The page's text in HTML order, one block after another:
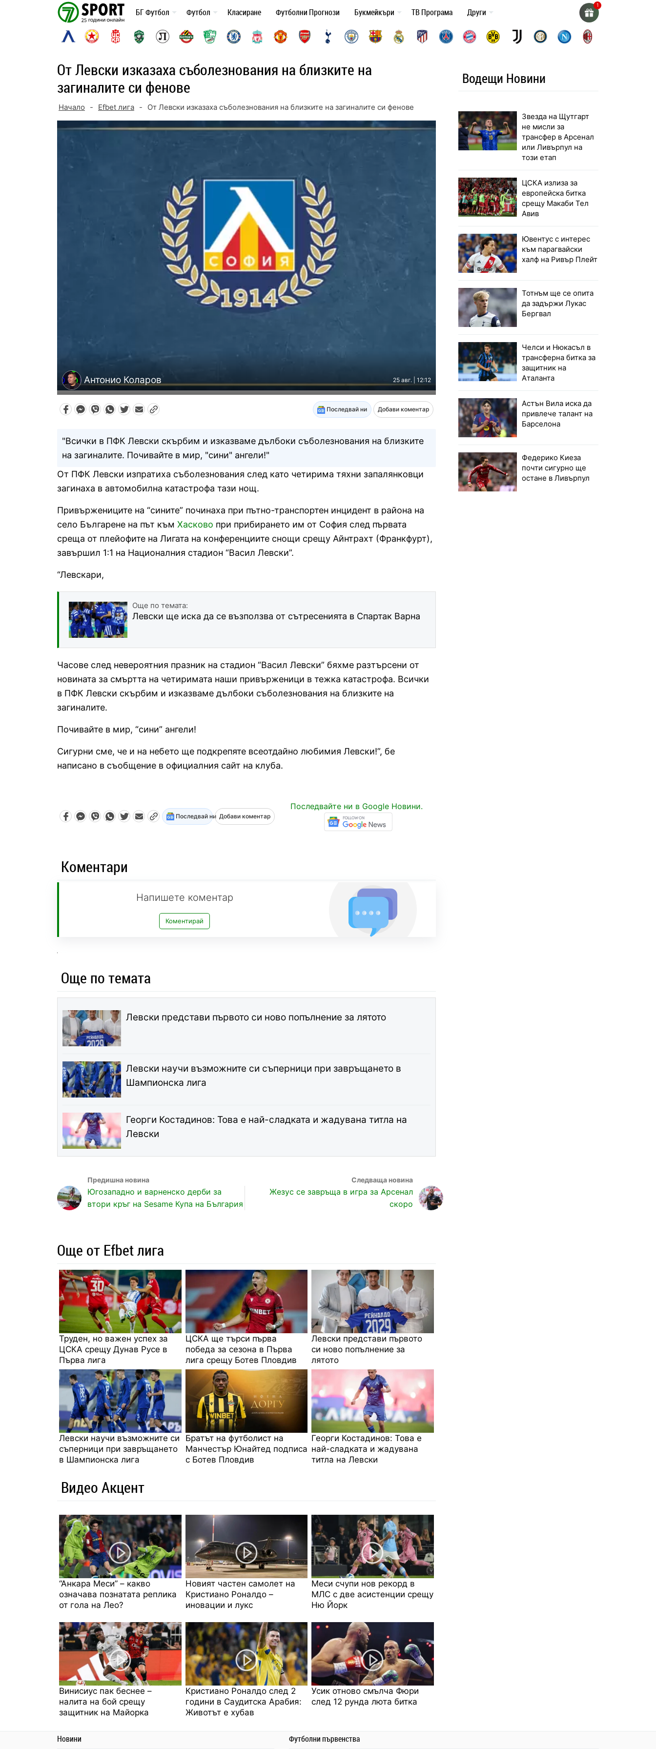
БГ Футбол Футбол Класиране Футболни Прогнози Букмейкъри ТВ Програма Други
От Левски изказаха съболезнования на близките на
загиналите си фенове
Начало - Efbet лига - От Левски изказаха съболезнования на близките на загиналите си фенове
Антонио Коларов 25 авг. | 12:12
Последвай ни Добави коментар
"Всички в ПФК Левски скърбим и изказваме дълбоки съболезнования на близките
на загиналите. Почивайте в мир, "сини" ангели!"
От ПФК Левски изпратиха съболезнования след като четирима тяхни запалянковци
загинаха в автомобилна катастрофа тази нощ.
Привържениците на “сините” починаха при пътно-транспортен инцидент в района на
село Българене на път към Хасково при прибирането им от София след първата
среща от плейофите на Лигата на конференциите снощи срещу Айнтрахт (Франкфурт),
завършил 1:1 на Националния стадион “Васил Левски”.
“Левскари,
Още по темата:
Левски ще иска да се възползва от сътресенията в Спартак Варна
Часове след невероятния празник на стадион “Васил Левски” бяхме разтърсени от
новината за смъртта на четиримата наши привърженици в тежка катастрофа. Всички
в ПФК Левски скърбим и изказваме дълбоки съболезнования на близките на
загиналите.
Почивайте в мир, “сини” ангели!
Сигурни сме, че и на небето ще подкрепяте всеотдайно любимия Левски!”, бе
написано в съобщение в официалния сайт на клуба.
Последвай ни Добави коментар
Последвайте ни в Google Новини.
Коментари
Напишете коментар
Коментирай
Още по темата
Левски представи първото си ново попълнение за лятото
Левски научи възможните си съперници при завръщането в
Шампионска лига
Георги Костадинов: Това е най-сладката и жадувана титла на
Левски
Югозападно и варненско дерби за
втори кръг на Sesame Купа на България
Жезус се завръща в игра за Арсенал
скоро
Още от Efbet лига
Труден, но важен успех за
ЦСКА срещу Дунав Русе в
Първа лига
ЦСКА ще търси първа
победа за сезона в Първа
лига срещу Ботев Пловдив
Левски представи първото
си ново попълнение за
лятото
Левски научи възможните си
съперници при завръщането
в Шампионска лига
Братът на футболист на
Манчестър Юнайтед подписа
с Ботев Пловдив
Георги Костадинов: Това е
най-сладката и жадувана
титла на Левски
Видео Акцент
“Анкара Меси” – какво
означава познатата реплика
от гола на Лео?
Новият частен самолет на
Кристиано Роналдо –
иновации и лукс
Меси счупи нов рекорд в
МЛС с две асистенции срещу
Ню Йорк
Винисиус пак беснее –
налита на бой срещу
защитник на Майорка
Кристиано Роналдо след 2
години в Саудитска Арабия:
Животът е хубав
Усик отново смълча Фюри
след 12 рунда люта битка
Водещи Новини
Звезда на Щутгарт
не мисли за
трансфер в Арсенал
или Ливърпул на
този етап
ЦСКА излиза за
европейска битка
срещу Макаби Тел
Авив
Ювентус с интерес
към парагвайски
халф на Ривър Плейт
Тотнъм ще се опита
да задържи Лукас
Бергвал
Челси и Нюкасъл в
трансферна битка за
защитник на
Аталанта
Астън Вила иска да
привлече талант на
Барселона
Федерико Киеза
почти сигурно ще
остане в Ливърпул
Новини Футболни първенства